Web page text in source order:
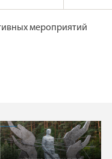
мероприятий